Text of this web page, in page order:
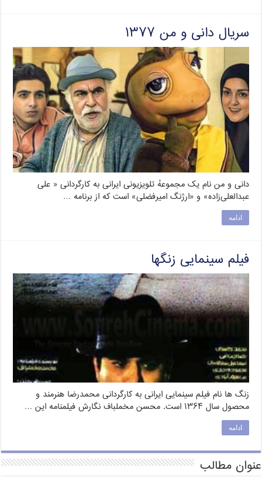
سریال دانی و من ۱۳۷۷
دانی و من نام یک مجموعهٔ تلویزیونی ایرانی به کارگردانی « علی
عبدالعلی‌زاده» و «ارژنگ امیرفضلی» است که از برنامه …
ادامه
فیلم سینمایی زنگها
زنگ‌ ها نام فیلم سینمایی ایرانی به کارگردانی محمدرضا هنرمند و
محصول سال ۱۳۶۴ است. محسن مخملباف نگارش فیلمنامه این …
ادامه
عنوان مطالب